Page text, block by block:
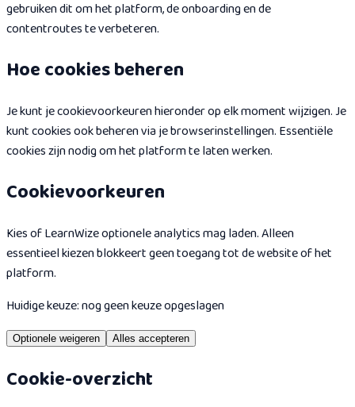
gebruiken dit om het platform, de onboarding en de
contentroutes te verbeteren.
Hoe cookies beheren
Je kunt je cookievoorkeuren hieronder op elk moment wijzigen. Je
kunt cookies ook beheren via je browserinstellingen. Essentiële
cookies zijn nodig om het platform te laten werken.
Cookievoorkeuren
Kies of LearnWize optionele analytics mag laden. Alleen
essentieel kiezen blokkeert geen toegang tot de website of het
platform.
Huidige keuze: nog geen keuze opgeslagen
Optionele weigeren Alles accepteren
Cookie-overzicht